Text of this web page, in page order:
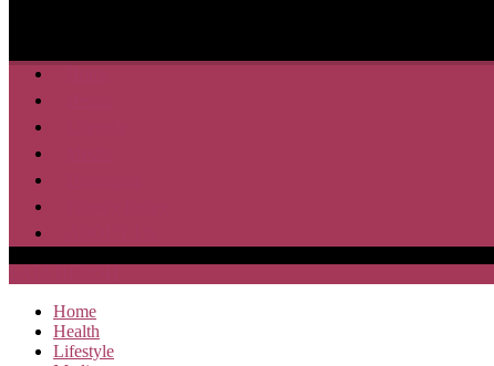
Home
Health
Lifestyle